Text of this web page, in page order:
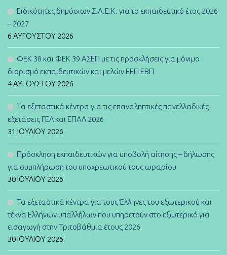
Ειδικότητες δημόσιων Σ.Α.Ε.Κ. για το εκπαιδευτικό έτος 2026
– 2027
6 ΑΥΓΟΎΣΤΟΥ 2026
ΦΕΚ 38 και ΦΕΚ 39 ΑΣΕΠ με τις προσκλήσεις για μόνιμο
διορισμό εκπαιδευτικών και μελών ΕΕΠ ΕΒΠ
4 ΑΥΓΟΎΣΤΟΥ 2026
Τα εξεταστικά κέντρα για τις επαναληπτικές πανελλαδικές
εξετάσεις ΓΕΛ και ΕΠΑΛ 2026
31 ΙΟΥΛΊΟΥ 2026
Πρόσκληση εκπαιδευτικών για υποβολή αίτησης – δήλωσης
για συμπλήρωση του υποχρεωτικού τους ωραρίου
30 ΙΟΥΛΊΟΥ 2026
Τα εξεταστικά κέντρα για τους Έλληνες του εξωτερικού και
τέκνα Ελλήνων υπαλλήλων που υπηρετούν στο εξωτερικό για
εισαγωγή στην Τριτοβάθμια έτους 2026
30 ΙΟΥΛΊΟΥ 2026